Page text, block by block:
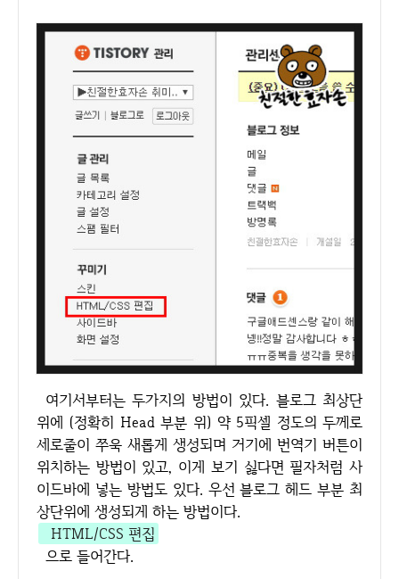
여기서부터는 두가지의 방법이 있다. 블로그 최상단
위에 (정확히 Head 부분 위) 약 5픽셀 정도의 두께로
세로줄이 쭈욱 새롭게 생성되며 거기에 번역기 버튼이
위치하는 방법이 있고, 이게 보기 싫다면 필자처럼 사
이드바에 넣는 방법도 있다. 우선 블로그 헤드 부분 최
상단위에 생성되게 하는 방법이다.
HTML/CSS 편집
으로 들어간다.